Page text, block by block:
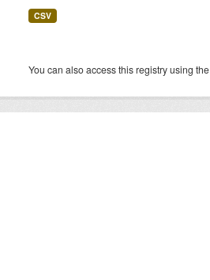
CSV
You can also access this registry using the